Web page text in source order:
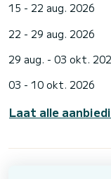
15 - 22 aug. 2026
22 - 29 aug. 2026
29 aug. - 03 okt.
03 - 10 okt. 2026
Laat alle